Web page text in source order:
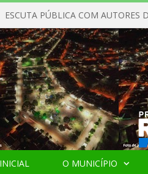
ESCUTA PÚBLICA COM AUTORES
O MUNICÍPIO